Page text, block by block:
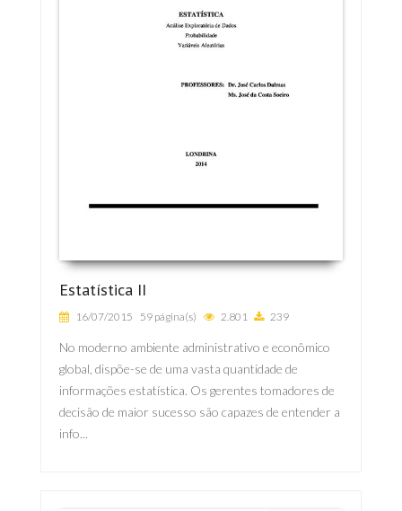
Estatística II
16/07/2015 59 página(s) 2.801 239
No moderno ambiente administrativo e econômico
global, dispõe-se de uma vasta quantidade de
informações estatística. Os gerentes tomadores de
decisão de maior sucesso são capazes de entender a
info...